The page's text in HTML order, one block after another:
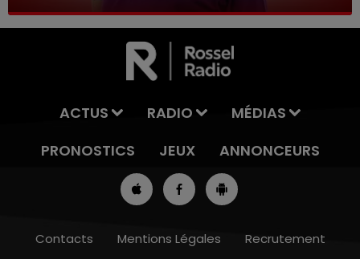
ACTUS RADIO
MÉDIAS
PRONOSTICS
JEUX ANNONCEURS
Contacts Mentions Légales Recrutement